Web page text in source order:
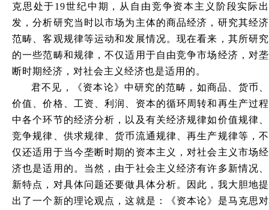
克思处于19世纪中期，从自由竞争资本主义阶段实际出
发，分析研究当时以市场为主体的商品经济，研究其经济
范畴、客观规律等运动和发展情况。现在看来，其所研究
的一些范畴和规律，不仅适用于自由竞争市场经济，对垄
断时期经济，对社会主义经济也是适用的。
君不见，《资本论》中研究的范畴，如商品、货币、
价值、价格、工资、利润、资本的循环周转和再生产过程
中各个环节的经济分析，以及有关经济规律如价值规律、
竞争规律、供求规律、货币流通规律、再生产规律等，不
仅还适用于当今垄断时期的资本主义，对社会主义市场经
济也是适用的。当然，由于社会主义经济有许多新情况、
新特点，对具体问题还要做具体分析。因此，我大胆地提
出了一个新的理论观点，这就是：《资本论》是马克思对